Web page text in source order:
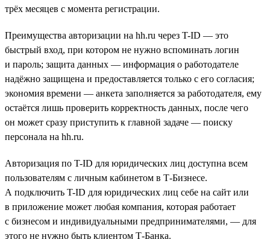
трёх месяцев с момента регистрации.
Преимущества авторизации на hh.ru через T-ID — это
быстрый вход, при котором не нужно вспоминать логин
и пароль; защита данных — информация о работодателе
надёжно защищена и предоставляется только с его согласия;
экономия времени — анкета заполняется за работодателя, ему
остаётся лишь проверить корректность данных, после чего
он может сразу приступить к главной задаче — поиску
персонала на hh.ru.
Авторизация по T-ID для юридических лиц доступна всем
пользователям с личным кабинетом в Т-Бизнесе.
А подключить T-ID для юридических лиц себе на сайт или
в приложение может любая компания, которая работает
с бизнесом и индивидуальными предпринимателями, — для
этого не нужно быть клиентом Т-Банка.